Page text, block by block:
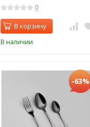
0
В корзину
В наличии
-63%